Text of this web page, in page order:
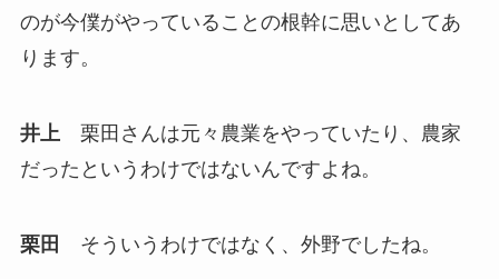
のが今僕がやっていることの根幹に思いとしてあ
ります。
井上栗田さんは元々農業をやっていたり、農家
だったというわけではないんですよね。
栗田 そういうわけではなく、外野でしたね。